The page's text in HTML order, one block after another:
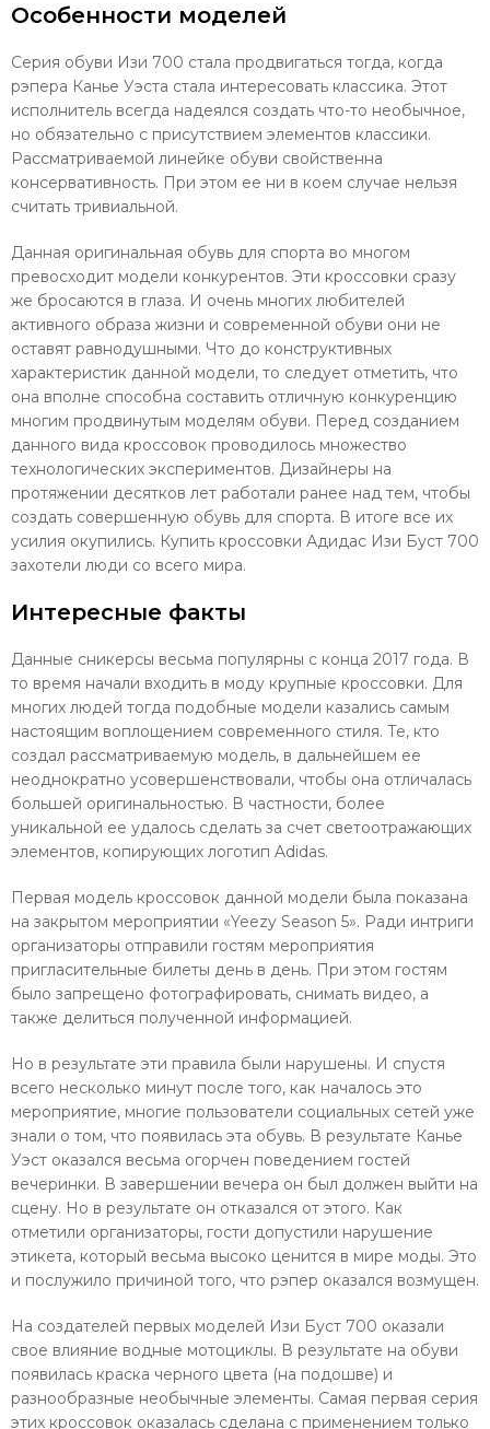
Особенности моделей
Серия обуви Изи 700 стала продвигаться тогда, когда
рэпера Канье Уэста стала интересовать классика. Этот
исполнитель всегда надеялся создать что-то необычное,
но обязательно с присутствием элементов классики.
Рассматриваемой линейке обуви свойственна
консервативность. При этом ее ни в коем случае нельзя
считать тривиальной.
Данная оригинальная обувь для спорта во многом
превосходит модели конкурентов. Эти кроссовки сразу
же бросаются в глаза. И очень многих любителей
активного образа жизни и современной обуви они не
оставят равнодушными. Что до конструктивных
характеристик данной модели, то следует отметить, что
она вполне способна составить отличную конкуренцию
многим продвинутым моделям обуви. Перед созданием
данного вида кроссовок проводилось множество
технологических экспериментов. Дизайнеры на
протяжении десятков лет работали ранее над тем, чтобы
создать совершенную обувь для спорта. В итоге все их
усилия окупились. Купить кроссовки Адидас Изи Буст 700
захотели люди со всего мира.
Интересные факты
Данные сникерсы весьма популярны с конца 2017 года. В
то время начали входить в моду крупные кроссовки. Для
многих людей тогда подобные модели казались самым
настоящим воплощением современного стиля. Те, кто
создал рассматриваемую модель, в дальнейшем ее
неоднократно усовершенствовали, чтобы она отличалась
большей оригинальностью. В частности, более
уникальной ее удалось сделать за счет светоотражающих
элементов, копирующих логотип Adidas.
Первая модель кроссовок данной модели была показана
на закрытом мероприятии «Yeezy Season 5». Ради интриги
организаторы отправили гостям мероприятия
пригласительные билеты день в день. При этом гостям
было запрещено фотографировать, снимать видео, а
также делиться полученной информацией.
Но в результате эти правила были нарушены. И спустя
всего несколько минут после того, как началось это
мероприятие, многие пользователи социальных сетей уже
знали о том, что появилась эта обувь. В результате Канье
Уэст оказался весьма огорчен поведением гостей
вечеринки. В завершении вечера он был должен выйти на
сцену. Но в результате он отказался от этого. Как
отметили организаторы, гости допустили нарушение
этикета, который весьма высоко ценится в мире моды. Это
и послужило причиной того, что рэпер оказался возмущен.
На создателей первых моделей Изи Буст 700 оказали
свое влияние водные мотоциклы. В результате на обуви
появилась краска черного цвета (на подошве) и
разнообразные необычные элементы. Самая первая серия
этих кроссовок оказалась сделана с применением только